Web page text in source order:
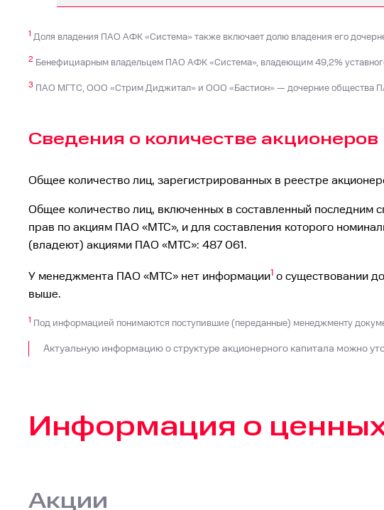
1 Доля владения ПАО АФК «Система» также включает долю владения его
2 Бенефициарным владельцем ПАО АФК «Система», владеющим 49,2%
3 ПАО МГТС, ООО «Стрим Диджитал» и ООО «Бастион» — дочерние общества
Сведения о количестве акционеров
Общее количество лиц, зарегистрированных в реестре
Общее количество лиц, включенных в составленный
прав по акциям ПАО «МТС», и для составления которого
(владеют) акциями ПАО «МТС»: 487 061.
У менеджмента ПАО «МТС» нет информации1 о существовании
выше.
1 Под информацией понимаются поступившие (переданные) менеджменту
Актуальную информацию о структуре акционерного капитала можно
Информация о
Акции